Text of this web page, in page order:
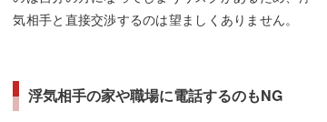
気相手と直接交渉するのは望ましくありません。
浮気相手の家や職場に電話するのもNG